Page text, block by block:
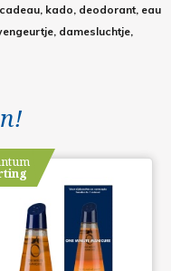
kado, deodorant, eau
damesluchtje,